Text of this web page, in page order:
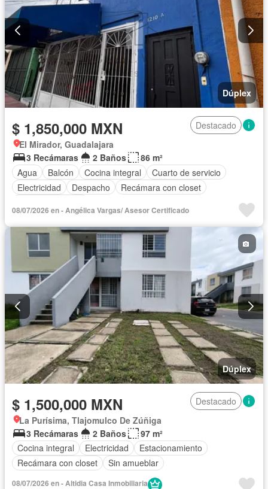
Dúplex
$ 1,850,000 MXN
Destacado
El Mirador, Guadalajara
3 Recámaras
2 Baños
86 m²
Agua
Balcón Cocina integral
Cuarto de servicio
Electricidad
Despacho
Recámara con closet
08/07/2026 en - Angélica Vargas/ Asesor Certificado
Dúplex
$ 1,500,000 MXN
Destacado
La Purísima, Tlajomulco De Zúñiga
3 Recámaras
2 Baños
97 m²
Cocina integral
Electricidad
Estacionamiento
Recámara con closet
Sin amueblar
08/07/2026 en - Altidia Casa Inmobiliaria